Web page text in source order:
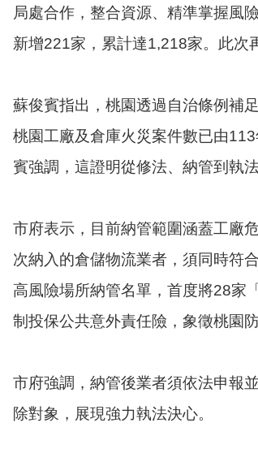
局處合作，整合資源、精準掌握風
新增221家，累計達1,218家。此次
蘇俊賓指出，桃園透過自治條例補
桃園工廠及倉庫火災案件數已由
賓強調，這證明從修法、納管到執
市府表示，目前納管範圍涵蓋工廠
次納入的倉儲物流業者，須同時符
高風險場所納管名單，首度將28家
制投保公共意外責任險，象徵桃園
市府強調，納管後業者須依法申報
除對象，展現強力執法決心。